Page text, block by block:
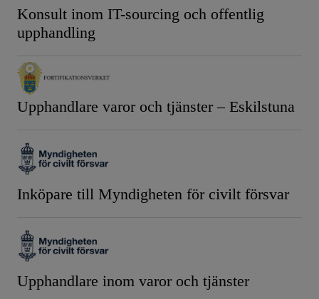
Konsult inom IT-sourcing och offentlig
upphandling
Upphandlare varor och tjänster – Eskilstuna
Inköpare till Myndigheten för civilt försvar
Upphandlare inom varor och tjänster